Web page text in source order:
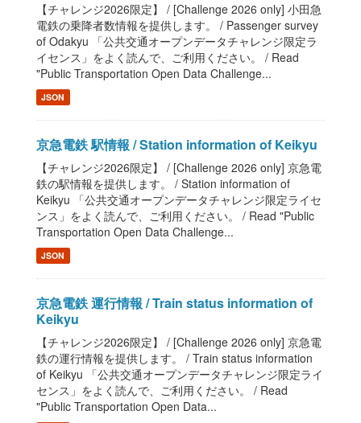
【チャレンジ2026限定】 / [Challenge 2026 only] 小田急
電鉄の乗降者数情報を提供します。 / Passenger survey
of Odakyu 「公共交通オープンデータチャレンジ限定ラ
イセンス」をよく読んで、ご利用ください。 / Read
"Public Transportation Open Data Challenge...
JSON
京急電鉄 駅情報 / Station information of Keikyu
【チャレンジ2026限定】 / [Challenge 2026 only] 京急電
鉄の駅情報を提供します。 / Station information of
Keikyu 「公共交通オープンデータチャレンジ限定ライセ
ンス」をよく読んで、ご利用ください。 / Read "Public
Transportation Open Data Challenge...
JSON
京急電鉄 運行情報 / Train status information of
Keikyu
【チャレンジ2026限定】 / [Challenge 2026 only] 京急電
鉄の運行情報を提供します。 / Train status information
of Keikyu 「公共交通オープンデータチャレンジ限定ライ
センス」をよく読んで、ご利用ください。 / Read
"Public Transportation Open Data...